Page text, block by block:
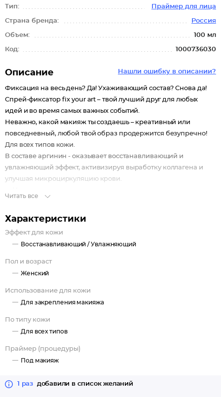
Тип: Праймер для лица
Страна бренда: Россия
Объем: 100 мл
Код: 1000736030
Нашли ошибку в описании?
Описание
Фиксация на весь день? Да! Ухаживающий состав? Снова да!
Спрей-фиксатор fix your art – твой лучший друг для любых
идей и во время самых важных событий.
Неважно, какой макияж ты создаешь – креативный или
повседневный, любой твой образ продержится безупречно!
Для всех типов кожи.
В составе аргинин - оказывает восстанавливающий и
увлажняющий эффект, активизируя выработку коллагена и
улучшая микроциркуляцию крови.
Придание здорового сияния.
Без отдушки.
Читать все
Характеристики
Эффект для кожи
Восстанавливающий /Увлажняющий
Пол и возраст
Женский
Использование для кожи
Для закрепления макияжа
По типу кожи
Для всех типов
Праймер (процедуры)
Под макияж
1 раз добавили в список желаний